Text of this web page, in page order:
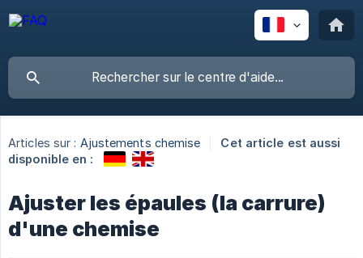
Articles sur : Ajustements chemise
Cet article est aussi
disponible en :
Ajuster les épaules (la carrure)
d'une chemise